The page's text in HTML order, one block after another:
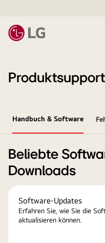
Produktsupport
Handbuch & Software
Beliebte
Downloads
Software-Updates
Erfahren Sie, wie Sie die
aktualisieren können.